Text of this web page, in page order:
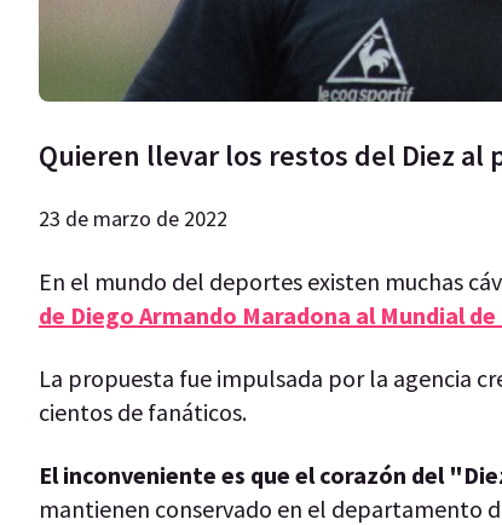
Quieren llevar los restos del Diez
23 de marzo de 2022
En el mundo del deportes existen muchas
de Diego Armando Maradona al Mundial
La propuesta fue impulsada por la agencia
cientos de fanáticos.
El inconveniente es que el corazón del
mantienen conservado en el departamento